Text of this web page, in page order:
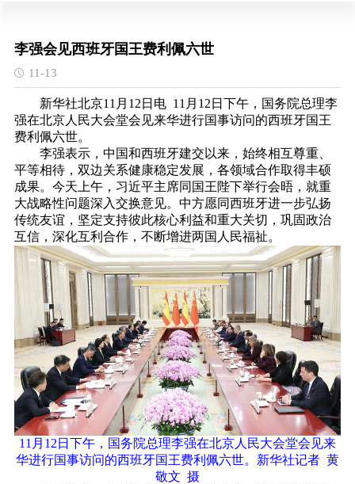
李强会见西班牙国王费利佩六世
11-13
新华社北京11月12日电 11月12日下午，国务院总理李
强在北京人民大会堂会见来华进行国事访问的西班牙国王
费利佩六世。
李强表示，中国和西班牙建交以来，始终相互尊重、
平等相待，双边关系健康稳定发展，各领域合作取得丰硕
成果。今天上午，习近平主席同国王陛下举行会晤，就重
大战略性问题深入交换意见。中方愿同西班牙进一步弘扬
传统友谊，坚定支持彼此核心利益和重大关切，巩固政治
互信，深化互利合作，不断增进两国人民福祉。
11月12日下午，国务院总理李强在北京人民大会堂会见来
华进行国事访问的西班牙国王费利佩六世。新华社记者 黄
敬文 摄